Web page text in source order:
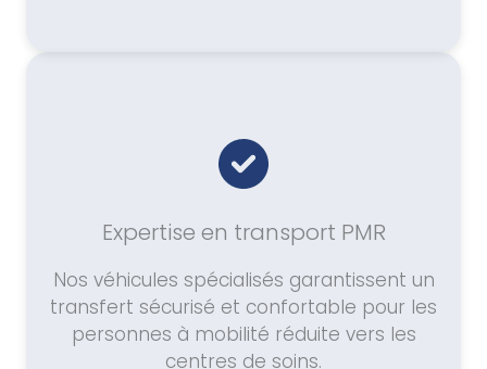
Expertise en transport PMR
Nos véhicules spécialisés garantissent un
transfert sécurisé et confortable pour les
personnes à mobilité réduite vers les
centres de soins.